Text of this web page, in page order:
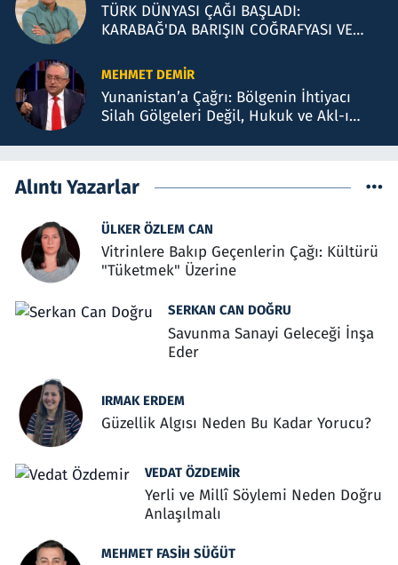
TÜRK DÜNYASI ÇAĞI BAŞLADI:
KARABAĞ'DA BARIŞIN COĞRAFYASI VE
MEHMET DEMIR
Yunanistan’a Çağrı: Bölgenin İhtiyacı
Silah Gölgeleri Değil, Hukuk ve Akl-ı
Alıntı Yazarlar
ÜLKER ÖZLEM CAN
Vitrinlere Bakıp Geçenlerin Çağı: Kültürü
"Tüketmek" Üzerine
SERKAN CAN DOĞRU
Savunma Sanayi Geleceği İnşa
Eder
IRMAK ERDEM
Güzellik Algısı Neden Bu Kadar Yorucu?
VEDAT ÖZDEMIR
Yerli ve Millî Söylemi Neden Doğru
Anlaşılmalı
MEHMET FASIH SÜĞÜT